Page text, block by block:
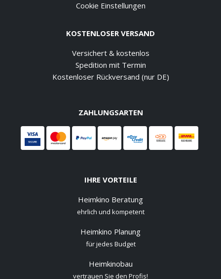
Cookie Einstellungen
KOSTENLOSER VERSAND
Versichert & kostenlos
Spedition mit Termin
Kostenloser Rückversand (nur DE)
ZAHLUNGSARTEN
IHRE VORTEILE
Heimkino Beratung
ehrlich und kompetent
Heimkino Planung
für jedes Budget
Heimkinobau
vertrauen Sie den Profis!